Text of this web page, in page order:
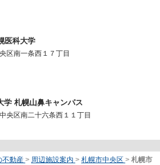
医科大学
区南一条西１７丁目
学 札幌山鼻キャンパス
央区南二十六条西１１丁目
不動産 > 周辺施設案内 > 札幌市中央区 > 札幌市